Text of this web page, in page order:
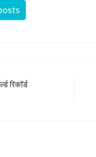
रिकॉर्ड